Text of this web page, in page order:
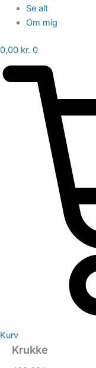
Se alt
Om mig
0,00 kr. 0
Kurv
Krukke